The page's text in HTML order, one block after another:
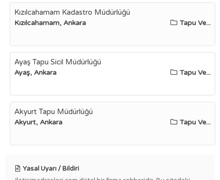
Kızılcahamam Kadastro Müdürlüğü
Kızılcahamam, Ankara Tapu Ve...
Ayaş Tapu Sicil Müdürlüğü
Ayaş, Ankara Tapu Ve...
Akyurt Tapu Müdürlüğü
Akyurt, Ankara Tapu Ve...
Yasal Uyarı / Bildiri